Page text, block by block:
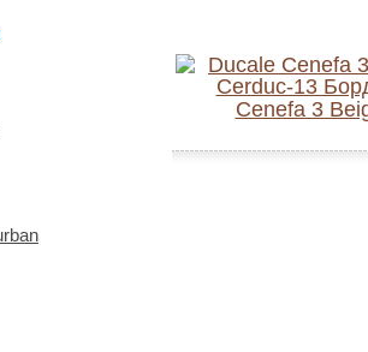
Cenefa 3